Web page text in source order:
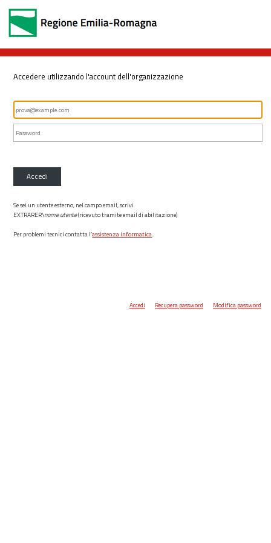
Accedere utilizzando l'account dell'organizzazione
Accedi
Se sei un utente esterno, nel campo email, scrivi
EXTRARER\nome utente(ricevuto tramite email di abilitazione)
Per problemi tecnici contatta l’assistenza informatica.
Accedi Recupera password Modifica password